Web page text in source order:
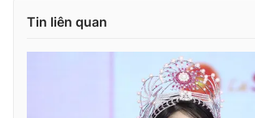
Tin liên quan